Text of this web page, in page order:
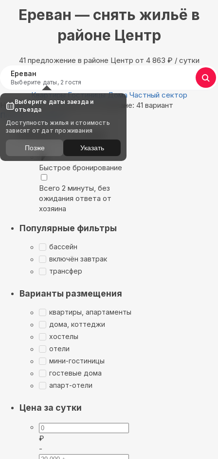
Ереван — снять жильё в
районе Центр
41 предложение в районе Центр oт 4 863 ₽ / сутки
Ереван
Выберите даты, 2 гостя
Квартиры Гостиницы Дома Частный сектор
Найдём, где остановиться в Ереване: 41 вариант
Показать на карте
Выбирайте лучшее
Быстрое бронирование
Всего 2 минуты, без
ожидания ответа от
хозяина
Популярные фильтры
бассейн
включён завтрак
трансфер
Варианты размещения
квартиры, апартаменты
дома, коттеджи
хостелы
отели
мини-гостиницы
гостевые дома
апарт-отели
Цена за сутки
₽
-
Выберите даты заезда и
отъезда
Доступность жилья и стоимость
зависят от дат проживания
Позже Указать